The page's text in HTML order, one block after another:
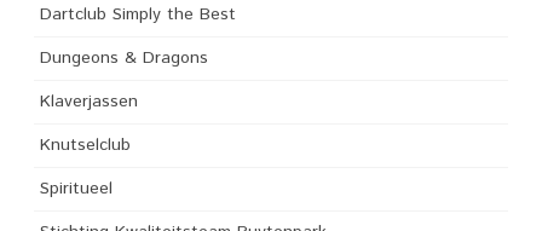
Dartclub Simply the Best
Dungeons & Dragons
Klaverjassen
Knutselclub
Spiritueel